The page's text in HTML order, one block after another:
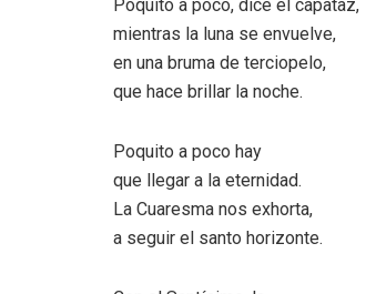
Poquito a poco, dice el capataz,
mientras la luna se envuelve,
en una bruma de terciopelo,
que hace brillar la noche.
Poquito a poco hay
que llegar a la eternidad.
La Cuaresma nos exhorta,
a seguir el santo horizonte.